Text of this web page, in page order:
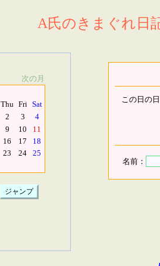
A氏のきまぐれ日
次の月
Thu Fri Sat
2 3
4
9 10
11
16 17
18
23 24
25
この日の
名前：